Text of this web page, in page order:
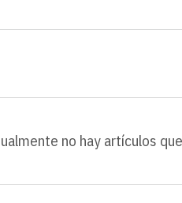
no hay artículos